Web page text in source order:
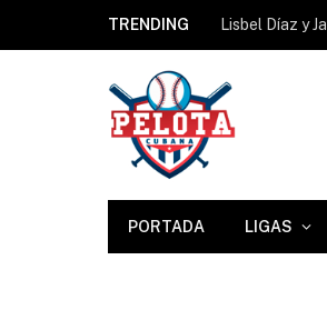
TRENDING
PORTADA LIGAS